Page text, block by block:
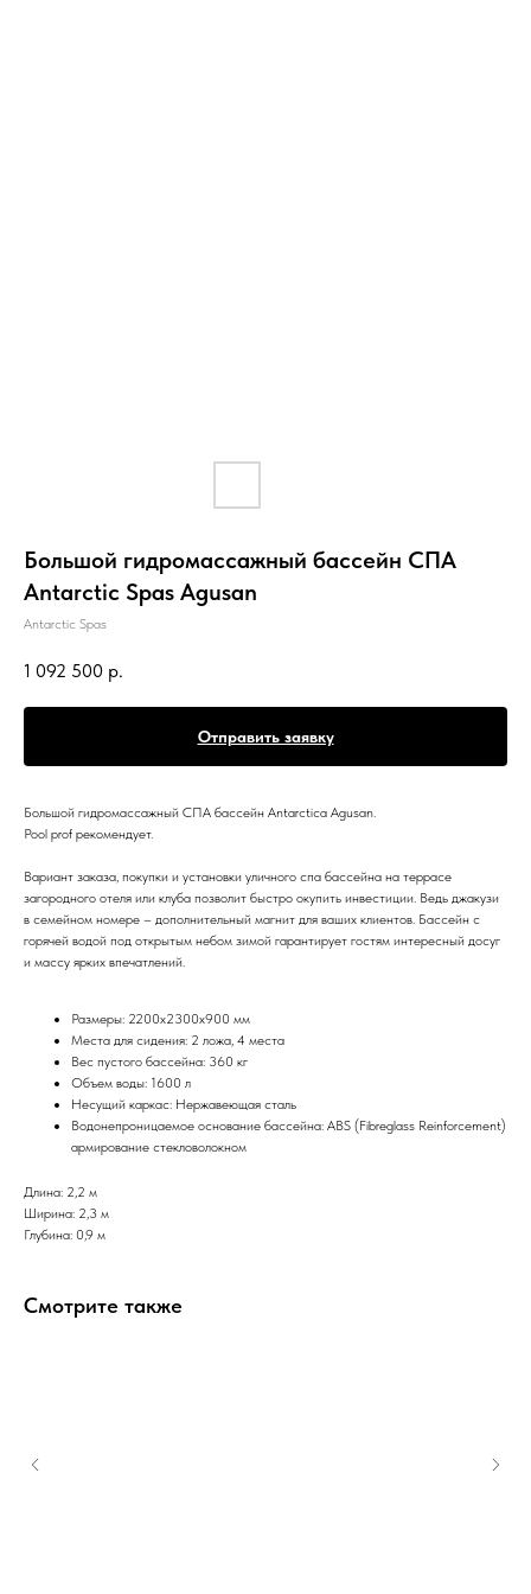
Большой гидромассажный бассейн СПА
Antarctic Spas Agusan
Antarctic Spas
1 092 500 р.
Отправить заявку
Большой гидромассажный СПА бассейн Antarctica Agusan.
Pool prof рекомендует.
Вариант заказа, покупки и установки уличного спа бассейна на террасе
загородного отеля или клуба позволит быстро окупить инвестиции. Ведь джакузи
в семейном номере – дополнительный магнит для ваших клиентов. Бассейн с
горячей водой под открытым небом зимой гарантирует гостям интересный досуг
и массу ярких впечатлений.
Размеры: 2200x2300x900 мм
Места для сидения: 2 ложа, 4 места
Вес пустого бассейна: 360 кг
Объем воды: 1600 л
Несущий каркас: Нержавеющая сталь
Водонепроницаемое основание бассейна: ABS (Fibreglass Reinforcement)
армирование стекловолокном
Длина: 2,2 м
Ширина: 2,3 м
Глубина: 0,9 м
Смотрите также